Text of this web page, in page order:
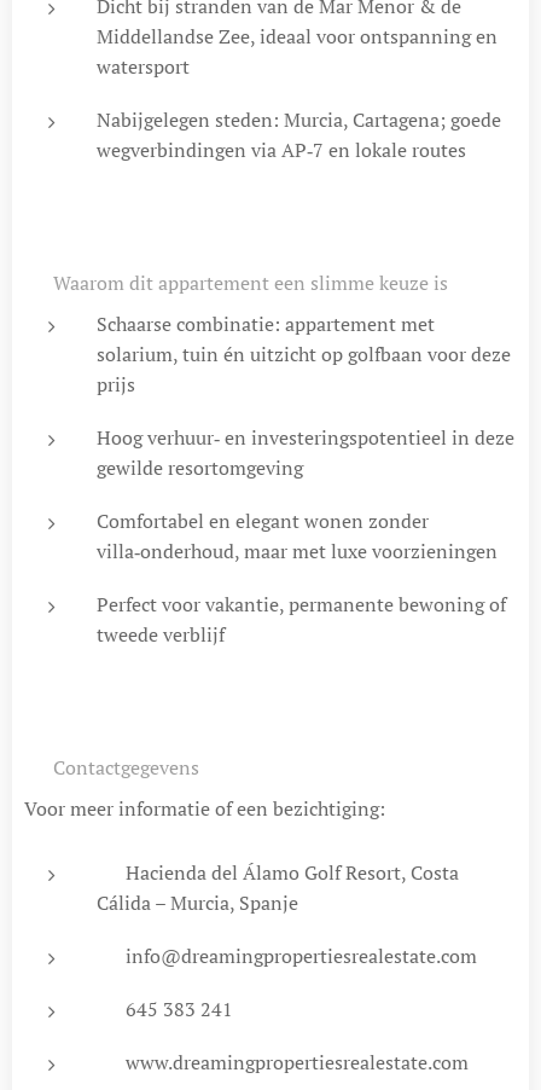
Dicht bij stranden van de Mar Menor & de
Middellandse Zee, ideaal voor ontspanning en
watersport
Nabijgelegen steden: Murcia, Cartagena; goede
wegverbindingen via AP‑7 en lokale routes
💡 Waarom dit appartement een slimme keuze is
Schaarse combinatie: appartement met
solarium, tuin én uitzicht op golfbaan voor deze
prijs
Hoog verhuur‑ en investeringspotentieel in deze
gewilde resortomgeving
Comfortabel en elegant wonen zonder
villa‑onderhoud, maar met luxe voorzieningen
Perfect voor vakantie, permanente bewoning of
tweede verblijf
📞 Contactgegevens
Voor meer informatie of een bezichtiging:
📍 Hacienda del Álamo Golf Resort, Costa
Cálida – Murcia, Spanje
📧 info@dreamingpropertiesrealestate.com
📱 645 383 241
💻 www.dreamingpropertiesrealestate.com